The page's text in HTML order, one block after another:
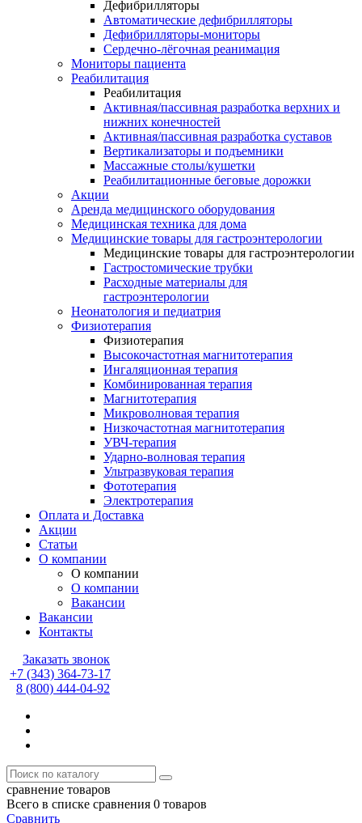
Дефибрилляторы
Автоматические дефибрилляторы
Дефибрилляторы-мониторы
Сердечно-лёгочная реанимация
Мониторы пациента
Реабилитация
Реабилитация
Активная/пассивная разработка верхних и
нижних конечностей
Активная/пассивная разработка суставов
Вертикализаторы и подъемники
Массажные столы/кушетки
Реабилитационные беговые дорожки
Акции
Аренда медицинского оборудования
Медицинская техника для дома
Медицинские товары для гастроэнтерологии
Медицинские товары для гастроэнтерологии
Гастростомические трубки
Расходные материалы для
гастроэнтерологии
Неонатология и педиатрия
Физиотерапия
Физиотерапия
Высокочастотная магнитотерапия
Ингаляционная терапия
Комбинированная терапия
Магнитотерапия
Микроволновая терапия
Низкочастотная магнитотерапия
УВЧ-терапия
Ударно-волновая терапия
Ультразвуковая терапия
Фототерапия
Электротерапия
Оплата и Доставка
Акции
Статьи
О компании
О компании
О компании
Вакансии
Вакансии
Контакты
Заказать звонок
+7 (343) 364-73-17
8 (800) 444-04-92
сравнение товаров
Всего в списке сравнения 0 товаров
Сравнить